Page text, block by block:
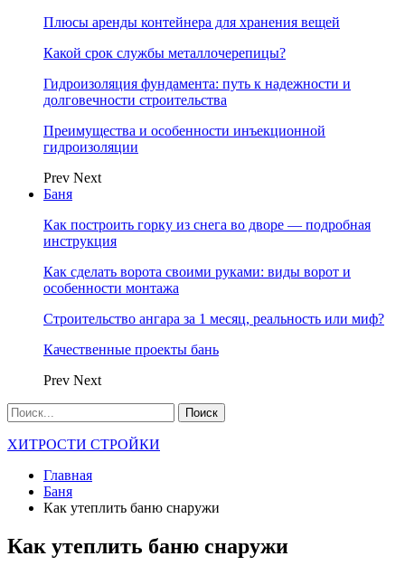
Плюсы аренды контейнера для хранения вещей
Какой срок службы металлочерепицы?
Гидроизоляция фундамента: путь к надежности и
долговечности строительства
Преимущества и особенности инъекционной
гидроизоляции
Prev Next
Баня
Как построить горку из снега во дворе — подробная
инструкция
Как сделать ворота своими руками: виды ворот и
особенности монтажа
Строительство ангара за 1 месяц, реальность или миф?
Качественные проекты бань
Prev Next
ХИТРОСТИ СТРОЙКИ
Главная
Баня
Как утеплить баню снаружи
Как утеплить баню снаружи